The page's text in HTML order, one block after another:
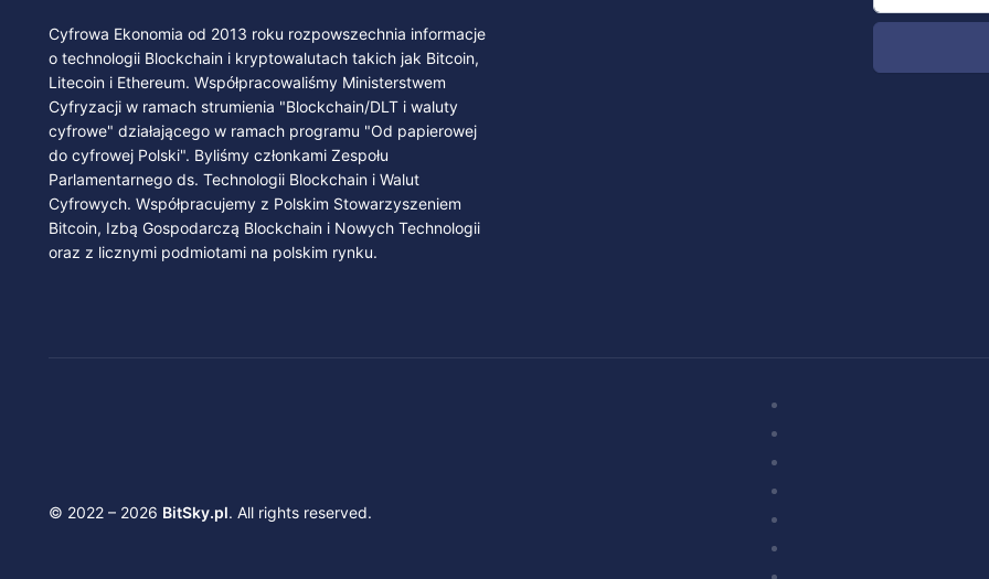
Cyfrowa Ekonomia od 2013 roku rozpowszechnia informacje
o technologii Blockchain i kryptowalutach takich jak Bitcoin,
Litecoin i Ethereum. Współpracowaliśmy Ministerstwem
Cyfryzacji w ramach strumienia "Blockchain/DLT i waluty
cyfrowe" działającego w ramach programu "Od papierowej
do cyfrowej Polski". Byliśmy członkami Zespołu
Parlamentarnego ds. Technologii Blockchain i Walut
Cyfrowych. Współpracujemy z Polskim Stowarzyszeniem
Bitcoin, Izbą Gospodarczą Blockchain i Nowych Technologii
oraz z licznymi podmiotami na polskim rynku.
© 2022 – 2026 BitSky.pl. All rights reserved.